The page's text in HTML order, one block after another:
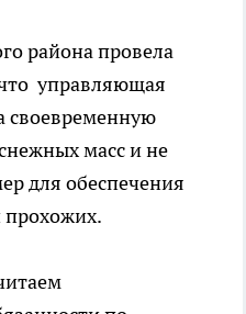
района провела
управляющая
своевременную
масс и не
для обеспечения
прохожих.